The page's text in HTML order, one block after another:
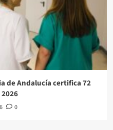
de Andalucía certifica 72
0